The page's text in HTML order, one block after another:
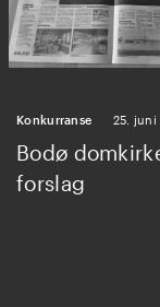
Konkurranse 25. juni
Bodø
forslag